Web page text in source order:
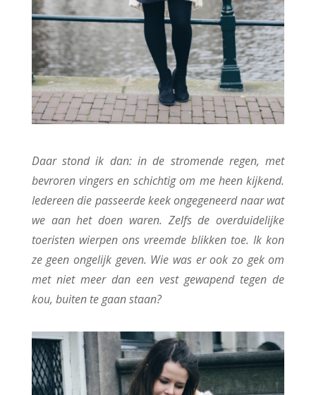
Daar stond ik dan: in de stromende regen, met
bevroren vingers en schichtig om me heen kijkend.
Iedereen die passeerde keek ongegeneerd naar wat
we aan het doen waren. Zelfs de overduidelijke
toeristen wierpen ons vreemde blikken toe. Ik kon
ze geen ongelijk geven. Wie was er ook zo gek om
met niet meer dan een vest gewapend tegen de
kou, buiten te gaan staan?